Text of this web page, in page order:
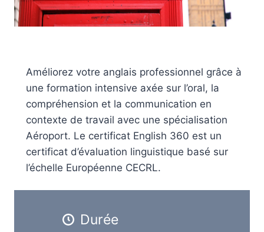
Améliorez votre anglais professionnel grâce à
une formation intensive axée sur l’oral, la
compréhension et la communication en
contexte de travail avec une spécialisation
Aéroport. Le certificat English 360 est un
certificat d’évaluation linguistique basé sur
l’échelle Européenne CECRL.
Durée